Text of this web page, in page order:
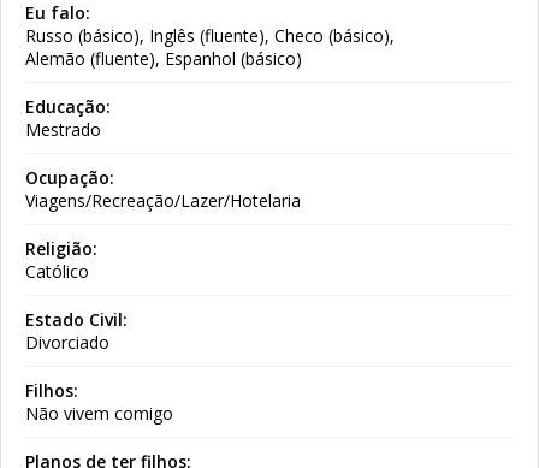
Eu falo:
Russo (básico), Inglês (fluente), Checo (básico),
Alemão (fluente), Espanhol (básico)
Educação:
Mestrado
Ocupação:
Viagens/Recreação/Lazer/Hotelaria
Religião:
Católico
Estado Civil:
Divorciado
Filhos:
Não vivem comigo
Planos de ter filhos: